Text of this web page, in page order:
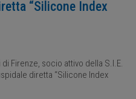
“Silicone Index
Firenze, socio attivo della S.I.E.
diretta “Silicone Index